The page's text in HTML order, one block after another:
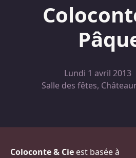
Lundi 1 avril 2013
Salle des fêtes,
Coloconte & Cie est basée à